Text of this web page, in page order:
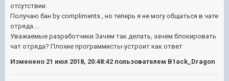
отсутствии.
Получаю бан by compliments , но теперь я не могу общаться в чате
отряда....
Уважаемые разработчики Зачем так делать, зачем блокировать
чат отряда? Плохие программисты-устроит как ответ
Изменено 21 июл 2018, 20:48:42 пользователем B1ack_Dragon